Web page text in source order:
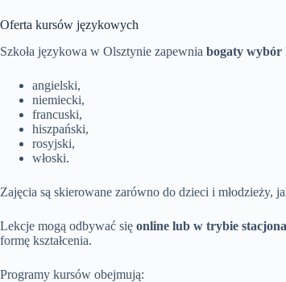
Oferta kursów językowych
Szkoła językowa w Olsztynie zapewnia bogaty wybór
angielski,
niemiecki,
francuski,
hiszpański,
rosyjski,
włoski.
Zajęcia są skierowane zarówno do dzieci i młodzieży,
Lekcje mogą odbywać się online lub w trybie
formę kształcenia.
Programy kursów obejmują: